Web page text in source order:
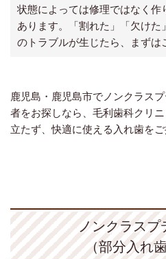
状態によっては修理ではなく作
あります。「割れた」「欠け
のトラブルが生じたら、まずは
鹿児島・鹿児島市でノンクラス
者をお探しなら、毛利歯科クリ
立たず、快適に使える入れ歯をご
ノンクラスプ
（部分入れ